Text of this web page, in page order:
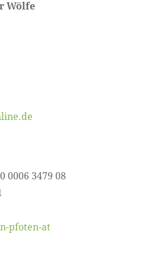
Wölfe
0006 3479 08
pfoten-at